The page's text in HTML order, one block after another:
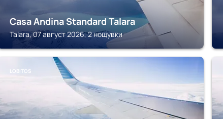
Casa Andina Standard Talara
Talara, 07 август 2026, 2 нощувки
LOBITOS